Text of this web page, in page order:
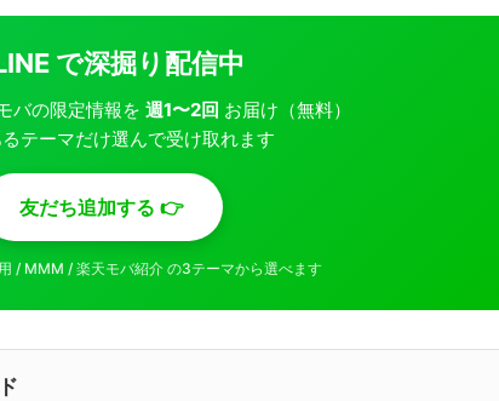
で深掘り配信中
バの限定情報を週1〜2回 お届け（無料）
テーマだけ選んで受け取れます
友だち追加する 👉
/ MMM / 楽天モバ紹介 の3テーマから選べます